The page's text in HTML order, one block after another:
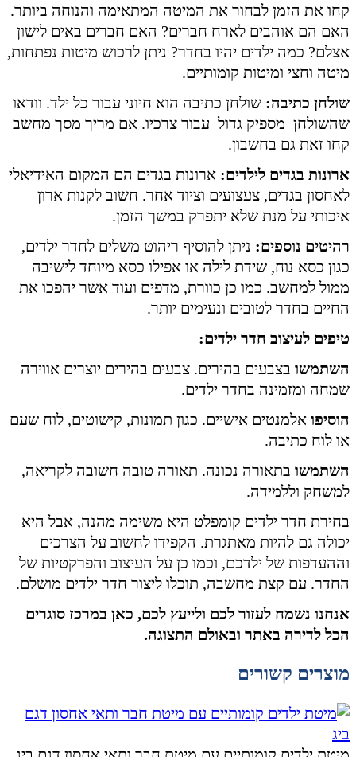
קחו את הזמן לבחור את המיטה המתאימה והנוחה ביותר.
האם הם אוהבים לארח חברים? האם חברים באים לישון
אצלם? כמה ילדים יהיו בחדר? ניתן לרכוש מיטות נפתחות,
מיטה וחצי ומיטות קומותיים.
שולחן כתיבה: שולחן כתיבה הוא חיוני עבור כל ילד. וודאו
שהשולחן מספיק גדול עבור צרכיו. אם מריך מסך מחשב
קחו זאת גם בחשבון.
ארונות בגדים לילדים: ארונות בגדים הם המקום האידיאלי
לאחסון בגדים, צעצועים וציוד אחר. חשוב לקנות ארון
איכותי על מנת שלא יתפרק במשך הזמן.
רהיטים נוספים: ניתן להוסיף ריהוט משלים לחדר ילדים,
כגון כסא נוח, שידת לילה או אפילו כסא מיוחד לישיבה
ממול למחשב. כמו כן כוורת, מדפים ועוד אשר יהפכו את
החיים בחדר לטובים ונעימים יותר.
טיפים לעיצוב חדר ילדים:
השתמשו בצבעים בהירים. צבעים בהירים יוצרים אווירה
שמחה ומזמינה בחדר ילדים.
הוסיפו אלמנטים אישיים. כגון תמונות, קישוטים, לוח שעם
או לוח כתיבה.
השתמשו בתאורה נכונה. תאורה טובה חשובה לקריאה,
למשחק וללמידה.
בחירת חדר ילדים קומפלט היא משימה מהנה, אבל היא
יכולה גם להיות מאתגרת. הקפידו לחשוב על הצרכים
וההעדפות של ילדכם, וכמו כן על העיצוב והפרקטיות של
החדר. עם קצת מחשבה, תוכלו ליצור חדר ילדים מושלם.
אנחנו נשמח לעזור לכם ולייעץ לכם, כאן במרכז סוגרים
הכל לדירה באתר ובאולם התצוגה.
מוצרים קשורים